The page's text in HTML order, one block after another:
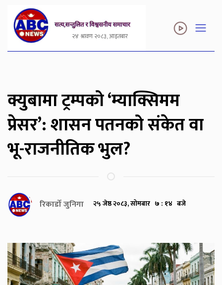
२४ श्रावण २०८३, आइतबार
क्युबामा ट्रम्पको ‘म्याक्सिमम
प्रेसर’: शासन पतनको संकेत वा
भू-राजनीतिक भुल?
रिकार्डो जुनिगा २५ जेष्ठ २०८३, सोमबार ७ : १४ बजे